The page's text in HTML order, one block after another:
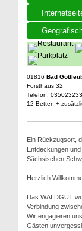
01816 Bad
Forsthaus 32
Telefon:
12 Betten +
Ein Rückzugsort,
Entdeckungen
Sächsischen
Herzlich
Das WALDGUT
Verbindung
Wir engagieren
Gästen